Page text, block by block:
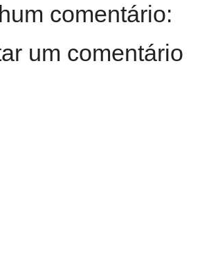
comentário:
um comentário